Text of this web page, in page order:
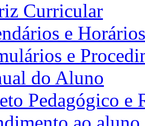
Curricular
e Horários
e
do Aluno
Pedagógico e